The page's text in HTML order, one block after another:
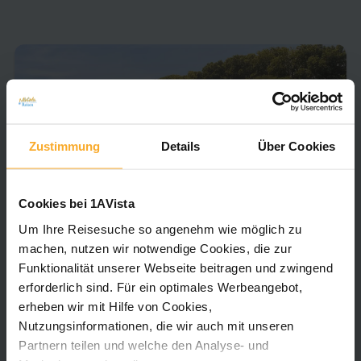
Zustimmung Details Über Cookies
Cookies bei 1AVista
Um Ihre Reisesuche so angenehm wie möglich zu
machen, nutzen wir notwendige Cookies, die zur
Funktionalität unserer Webseite beitragen und zwingend
erforderlich sind. Für ein optimales Werbeangebot,
erheben wir mit Hilfe von Cookies,
Nutzungsinformationen, die wir auch mit unseren
Partnern teilen und welche den Analyse- und
MS Van Gogh
Keine Bewertungen vorhanden
Das elegante Flusskreuzfahrtschiff MS Van Gogh
gehört zur 5-Anker-Kategorie und bietet eine
stilvolle Atmosphäre für anspruchsvolle
Genießer. Das Schiff wurde 2018 umfassend
renoviert und präsentiert sich mit modernem
Design, hellen Farben und liebevollen Details. An
Zu den Details